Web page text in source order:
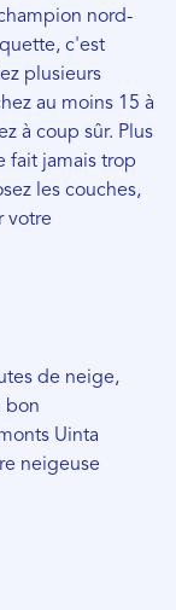
nord-
c'est
plusieurs
au moins 15 à
à coup sûr. Plus
fait jamais trop
les couches,
votre
de neige,
bon
Uinta
neigeuse